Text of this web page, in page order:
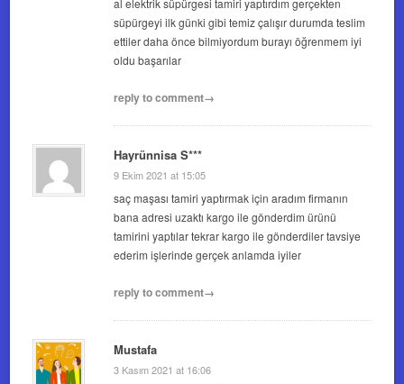
al elektrik süpürgesi tamiri yaptırdım gerçekten
süpürgeyi ilk günki gibi temiz çalışır durumda teslim
ettiler daha önce bilmiyordum burayı öğrenmem iyi
oldu başarılar
reply to comment→
Hayrünnisa S***
9 Ekim 2021 at 15:05
saç maşası tamiri yaptırmak için aradım firmanın
bana adresi uzaktı kargo ile gönderdim ürünü
tamirini yaptılar tekrar kargo ile gönderdiler tavsiye
ederim işlerinde gerçek anlamda iyiler
reply to comment→
Mustafa
3 Kasım 2021 at 16:06